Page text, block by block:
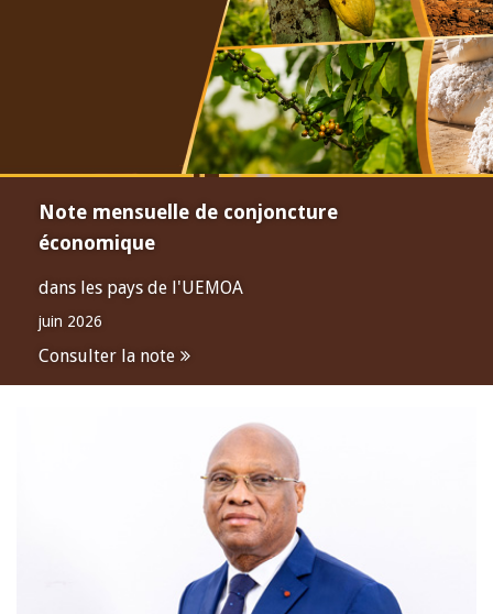
Note mensuelle de conjoncture
économique
dans les pays de l'UEMOA
juin 2026
Consulter la note